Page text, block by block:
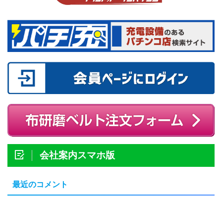
会社案内スマホ版
最近のコメント